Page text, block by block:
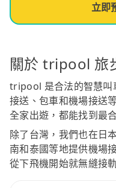
立即
關於 tripool 旅
tripool 是合法的智慧叫
接送、包車和機場接送
全家出遊，都能找到最
除了台灣，我們也在日
南和泰國等地提供機場
從下飛機開始就無縫接